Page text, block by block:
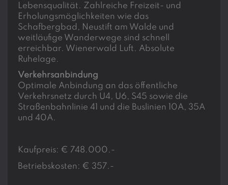
Lebensqualität. Zahlreiche Freizeit- und
Erholungsmöglichkeiten wie das
Schafbergbad, Neustift am Walde und
weitläufige Wanderwege sind schnell
erreichbar. Wienerwald Luft. Absolute
Ruhelage.
Verkehrsanbindung
Optimale Anbindung an das öffentliche
Verkehrsnetz durch U4, U6, S45 sowie die
Straßenbahnlinie 41 und die Buslinien 10A, 35A
und 40A.
Kaufpreis: € 748.000.-
Betriebskosten: € 357.-